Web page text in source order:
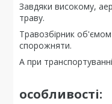
Завдяки високому,
траву.
Травозбірник
спорожняти.
А при
особливості: